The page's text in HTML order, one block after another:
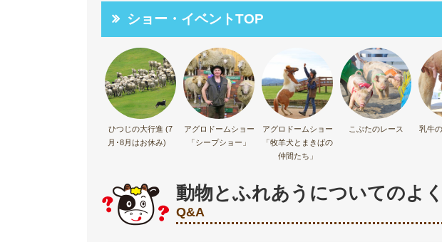
ショー・イベントTOP
ひつじの大行進 (7
月･8月はお休み)
アグロドームショー
「シープショー」
アグロドームショー
「牧羊犬とまきばの
仲間たち」
こぶたのレース 乳牛
動物とふれあうについてのよ
Q&A